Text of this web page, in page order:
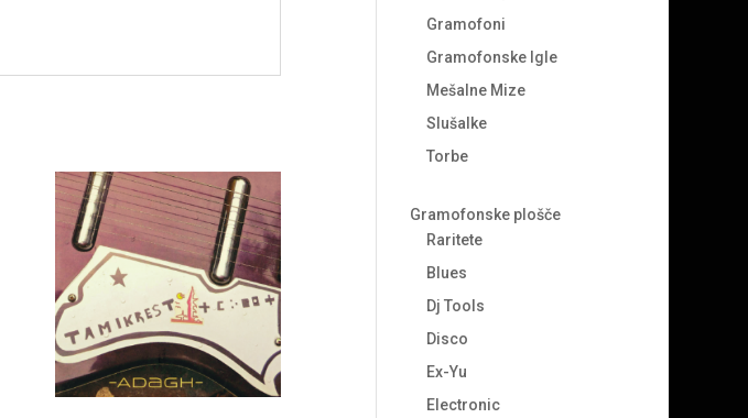
Gramofoni
Gramofonske Igle
Mešalne Mize
Slušalke
Torbe
Gramofonske plošče
Raritete
Blues
Dj Tools
Disco
Ex-Yu
Electronic